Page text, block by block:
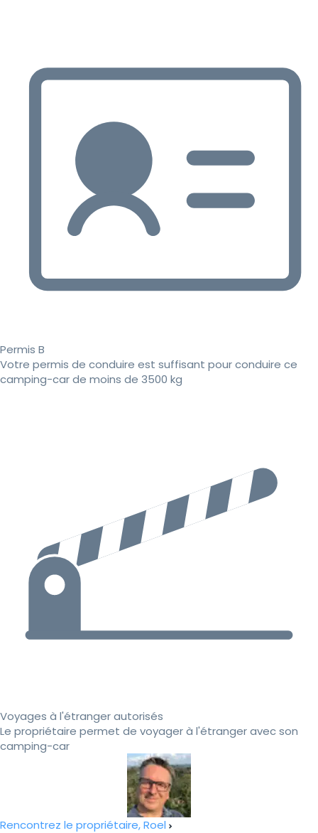
Permis B
Votre permis de conduire est suffisant pour conduire ce
camping-car de moins de 3500 kg
Voyages à l'étranger autorisés
Le propriétaire permet de voyager à l'étranger avec son
camping-car
Rencontrez le propriétaire, Roel